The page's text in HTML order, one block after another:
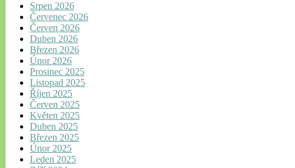
Srpen 2026
Červenec 2026
Červen 2026
Duben 2026
Březen 2026
Únor 2026
Prosinec 2025
Listopad 2025
Říjen 2025
Červen 2025
Květen 2025
Duben 2025
Březen 2025
Únor 2025
Leden 2025